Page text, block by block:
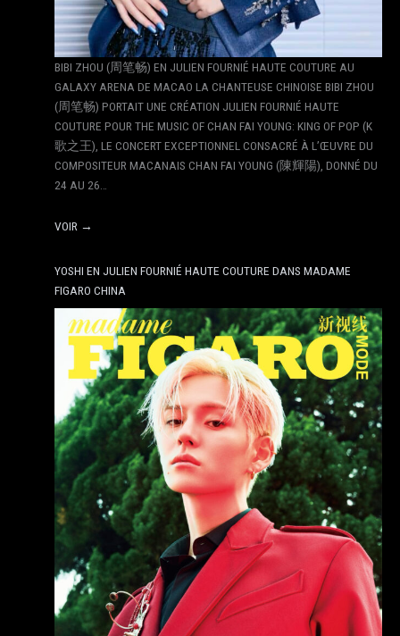
BIBI ZHOU (周笔畅) EN JULIEN FOURNIÉ HAUTE COUTURE AU
GALAXY ARENA DE MACAO LA CHANTEUSE CHINOISE BIBI ZHOU
(周笔畅) PORTAIT UNE CRÉATION JULIEN FOURNIÉ HAUTE
COUTURE POUR THE MUSIC OF CHAN FAI YOUNG: KING OF POP (K
歌之王), LE CONCERT EXCEPTIONNEL CONSACRÉ À L’ŒUVRE DU
COMPOSITEUR MACANAIS CHAN FAI YOUNG (陳輝陽), DONNÉ DU
24 AU 26…
VOIR →
YOSHI EN JULIEN FOURNIÉ HAUTE COUTURE DANS MADAME
FIGARO CHINA